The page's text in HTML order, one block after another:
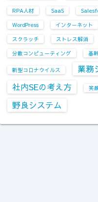
RPA人材 SaaS
WordPress
インターネット
スクラッチ
ストレス解消
分散コンピューティング
基
新型コロナウイルス 業務
社内SEの考え方
笑
野良システム